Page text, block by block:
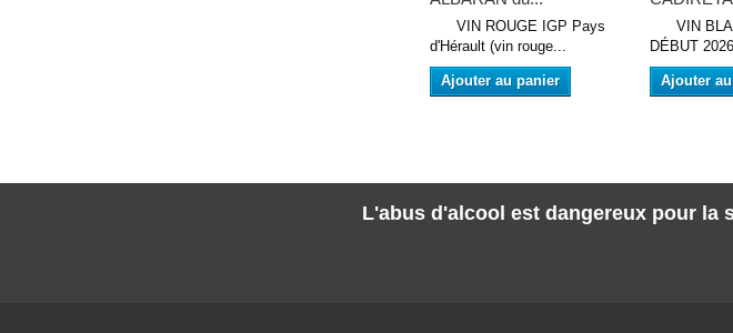
VIN ROUGE IGP Pays
d'Hérault (vin rouge...
Ajouter au panier
VIN
DÉBUT
Ajouter
L'abus d'alcool est dangereux pour la